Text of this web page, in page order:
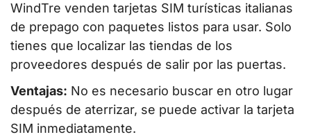
WindTre venden tarjetas SIM turísticas italianas
de prepago con paquetes listos para usar. Solo
tienes que localizar las tiendas de los
proveedores después de salir por las puertas.
Ventajas: No es necesario buscar en otro lugar
después de aterrizar, se puede activar la tarjeta
SIM inmediatamente.